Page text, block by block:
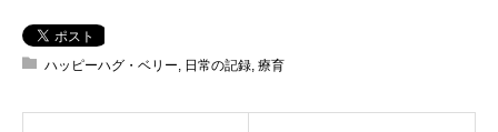
ハッピーハグ・ベリー, 日常の記録, 療育